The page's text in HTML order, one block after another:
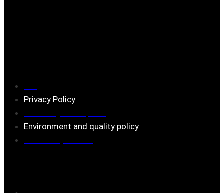
Privacy Policy
Environment and quality policy